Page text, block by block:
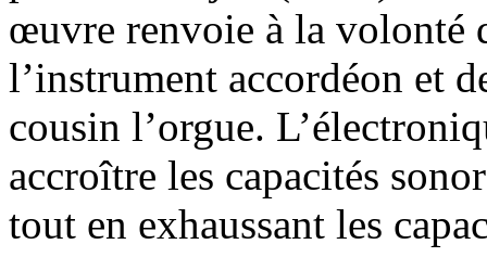
œuvre renvoie à la volonté
l’instrument accordéon et
cousin l’orgue.
accroître les capacités
tout en exhaussant les